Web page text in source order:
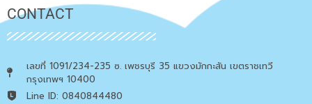
CONTACT
เลขที่ 1091/234-235 ซ. เพชรบุรี 35 แขวงมักกะสัน เขตราชเทวี
กรุงเทพฯ 10400
Line ID: 0840844480